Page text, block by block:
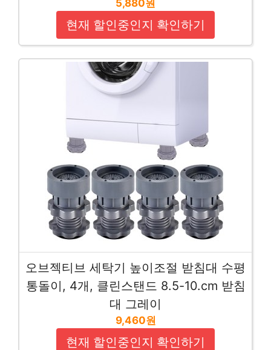
5,880원
현재 할인중인지 확인하기
오브젝티브 세탁기 높이조절 받침대 수평
통돌이, 4개, 클린스탠드 8.5-10.cm 받침
대 그레이
9,460원
현재 할인중인지 확인하기